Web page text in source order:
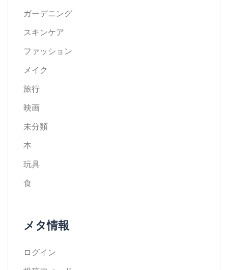
ガーデニング
スキンケア
ファッション
メイク
旅行
映画
未分類
本
玩具
食
メタ情報
ログイン